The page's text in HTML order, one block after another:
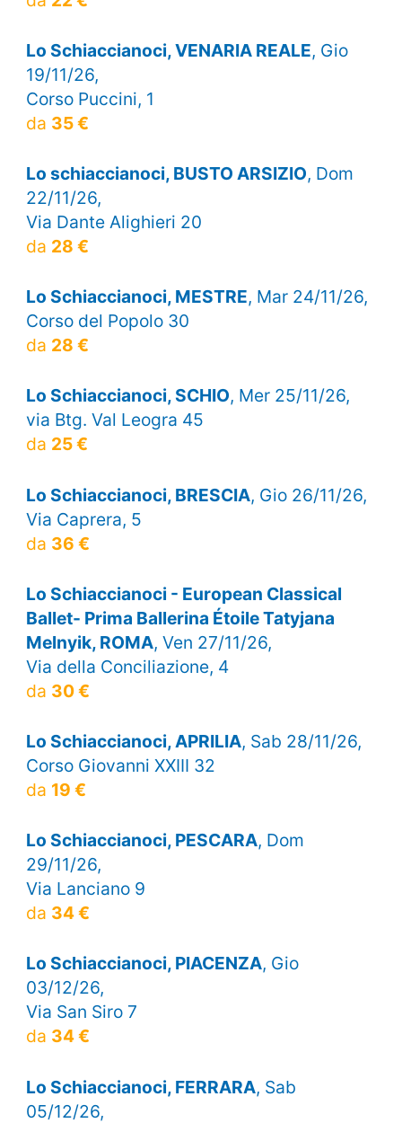
Lo Schiaccianoci, VENARIA REALE, Gio
19/11/26,
Corso Puccini, 1
da 35 €
Lo schiaccianoci, BUSTO ARSIZIO, Dom
22/11/26,
Via Dante Alighieri 20
da 28 €
Lo Schiaccianoci, MESTRE, Mar 24/11/26,
Corso del Popolo 30
da 28 €
Lo Schiaccianoci, SCHIO, Mer 25/11/26,
via Btg. Val Leogra 45
da 25 €
Lo Schiaccianoci, BRESCIA, Gio 26/11/26,
Via Caprera, 5
da 36 €
Lo Schiaccianoci - European Classical
Ballet- Prima Ballerina Étoile Tatyjana
Melnyik, ROMA, Ven 27/11/26,
Via della Conciliazione, 4
da 30 €
Lo Schiaccianoci, APRILIA, Sab 28/11/26,
Corso Giovanni XXIII 32
da 19 €
Lo Schiaccianoci, PESCARA, Dom
29/11/26,
Via Lanciano 9
da 34 €
Lo Schiaccianoci, PIACENZA, Gio
03/12/26,
Via San Siro 7
da 34 €
Lo Schiaccianoci, FERRARA, Sab
05/12/26,